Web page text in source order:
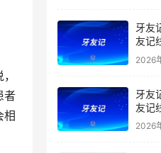
者
相
牙友
友记
看牙
2026
牙友
友记
破口
2026